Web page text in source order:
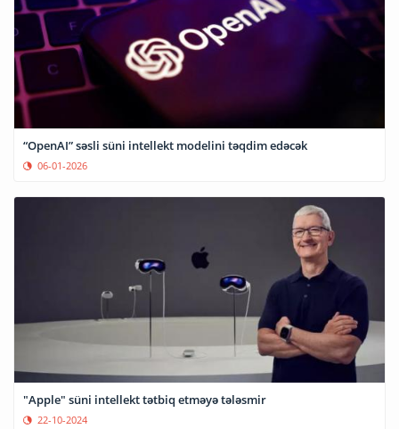
“OpenAI” səsli süni intellekt modelini təqdim edəcək
06-01-2026
"Apple" süni intellekt tətbiq etməyə tələsmir
22-10-2024